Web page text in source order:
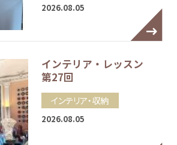
2026.08.05
インテリア・レッスン
第27回
インテリア・収納
2026.08.05